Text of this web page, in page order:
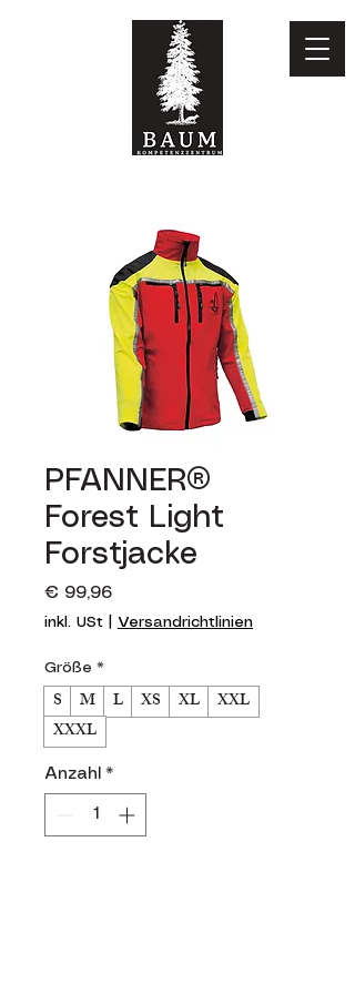
PFANNER®
Forest Light
Forstjacke
€ 99,96Preis
inkl. USt Versandrichtlinien
Größe *
S M L XS XL
XXL
XXXL
Anzahl *